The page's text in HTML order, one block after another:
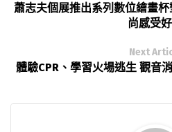
蕭志夫個展推出系列數位繪畫
尚感受
Next
體驗CPR、學習火場逃生 觀音